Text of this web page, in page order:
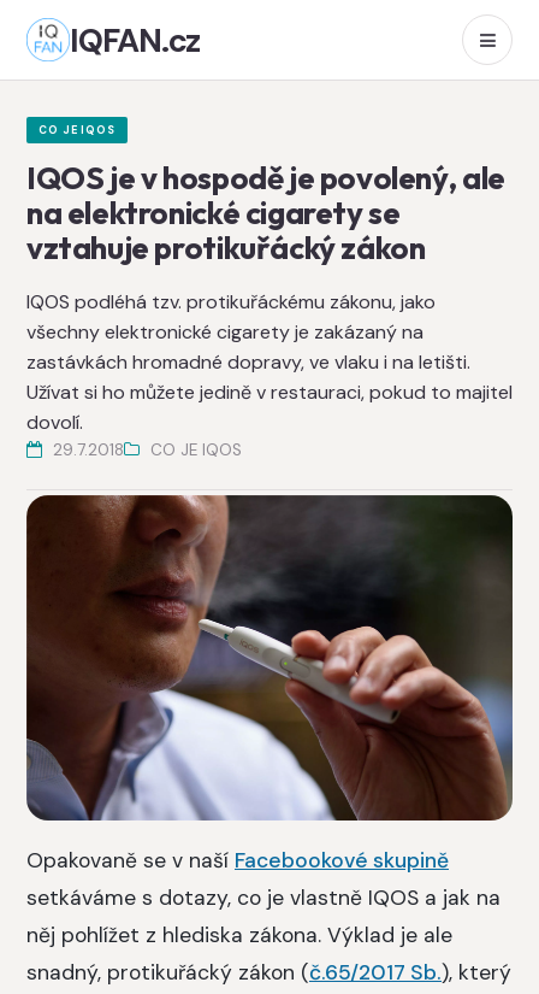
IQFAN.cz
CO JE IQOS
IQOS je v hospodě je povolený, ale
na elektronické cigarety se
vztahuje protikuřácký zákon
IQOS podléhá tzv. protikuřáckému zákonu, jako
všechny elektronické cigarety je zakázaný na
zastávkách hromadné dopravy, ve vlaku i na letišti.
Užívat si ho můžete jedině v restauraci, pokud to majitel
dovolí.
29.7.2018 CO JE IQOS
Opakovaně se v naší Facebookové skupině
setkáváme s dotazy, co je vlastně IQOS a jak na
něj pohlížet z hlediska zákona. Výklad je ale
snadný, protikuřácký zákon (č.65/2017 Sb.), který